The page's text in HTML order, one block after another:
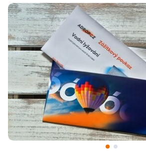
ausschneiden und zusammenkleben
der E-Mail enthalten.